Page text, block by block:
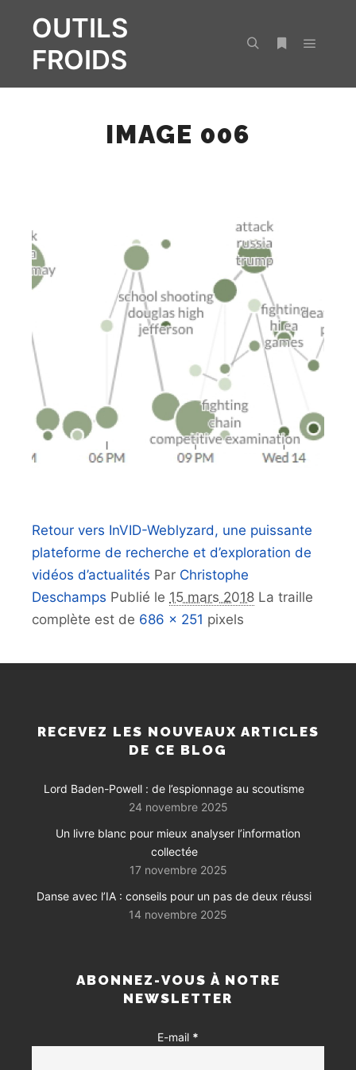
OUTILS
FROIDS
IMAGE 006
Retour vers InVID-Weblyzard, une puissante
plateforme de recherche et d’exploration de
vidéos d’actualités Par Christophe
Deschamps Publié le 15 mars 2018 La traille
complète est de 686 × 251 pixels
RECEVEZ LES NOUVEAUX ARTICLES
DE CE BLOG
Lord Baden-Powell : de l’espionnage au scoutisme
24 novembre 2025
Un livre blanc pour mieux analyser l’information
collectée
17 novembre 2025
Danse avec l’IA : conseils pour un pas de deux réussi
14 novembre 2025
ABONNEZ-VOUS À NOTRE
NEWSLETTER
E-mail *